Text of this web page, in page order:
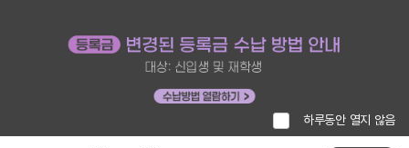
하루동안 열지 않음